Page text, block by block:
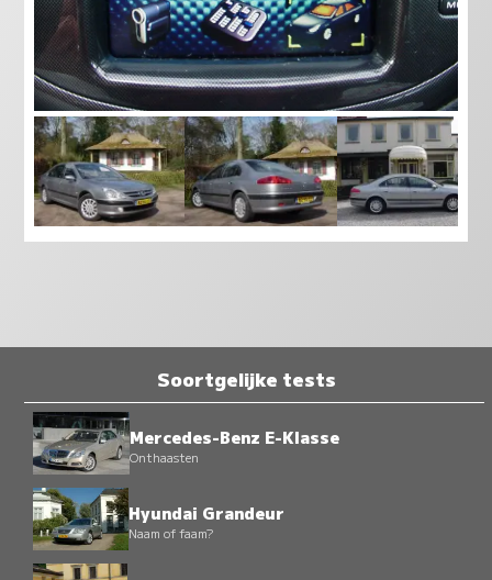
Soortgelijke tests
Mercedes-Benz E-Klasse
Onthaasten
Hyundai Grandeur
Naam of faam?